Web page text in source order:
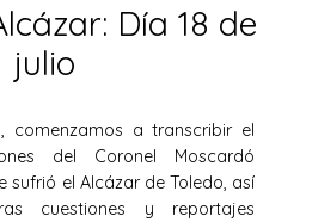
Día 18 de
julio
comenzamos a transcribir el
del Coronel Moscardó
sufrió el Alcázar de Toledo, así
cuestiones y reportajes